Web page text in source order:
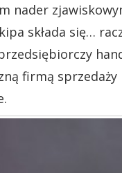
nader
składa się…
firmą sprzedaży